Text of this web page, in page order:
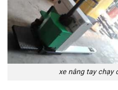
xe nâng tay chạy